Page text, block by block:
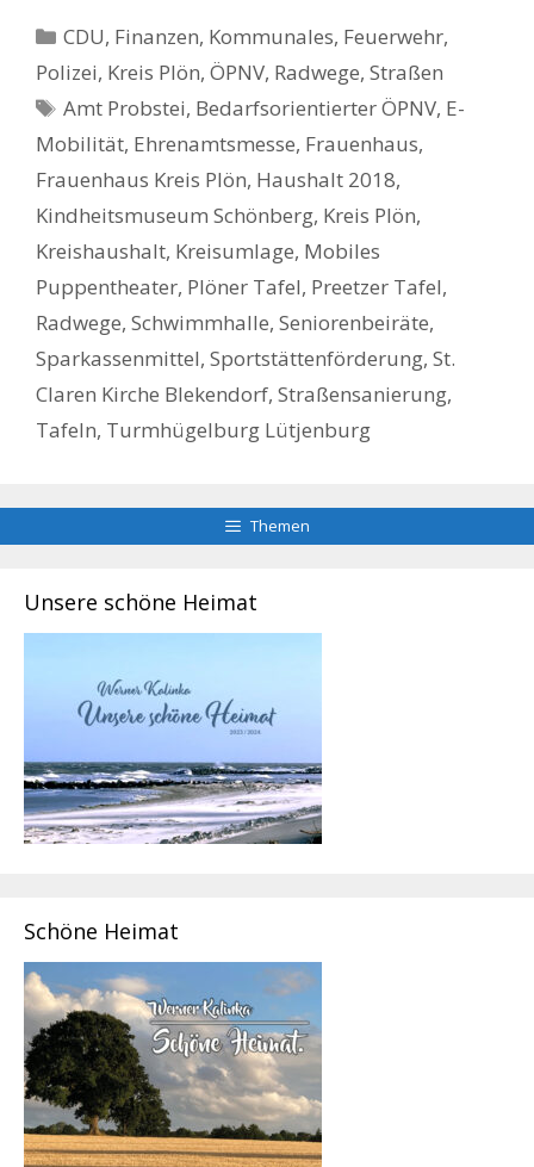
Kategorien
CDU, Finanzen, Kommunales, Feuerwehr,
Polizei, Kreis Plön, ÖPNV, Radwege, Straßen
Schlagwörter
Amt Probstei, Bedarfsorientierter ÖPNV, E-
Mobilität, Ehrenamtsmesse, Frauenhaus,
Frauenhaus Kreis Plön, Haushalt 2018,
Kindheitsmuseum Schönberg, Kreis Plön,
Kreishaushalt, Kreisumlage, Mobiles
Puppentheater, Plöner Tafel, Preetzer Tafel,
Radwege, Schwimmhalle, Seniorenbeiräte,
Sparkassenmittel, Sportstättenförderung, St.
Claren Kirche Blekendorf, Straßensanierung,
Tafeln, Turmhügelburg Lütjenburg
Themen
Unsere schöne Heimat
Schöne Heimat